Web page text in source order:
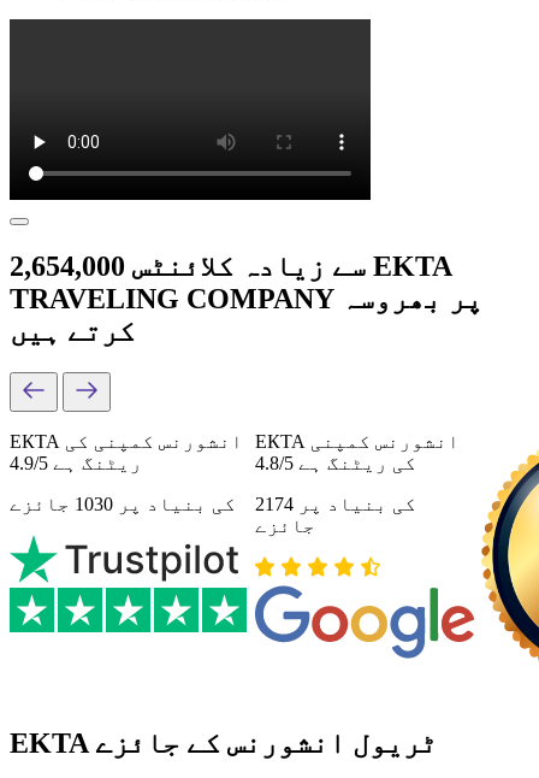
2,654,000 سے زیادہ کلائنٹس EKTA
TRAVELING COMPANY پر بھروسہ
کرتے ہیں
ЕКТА انشورنس کمپنی کی
ریٹنگ ہے 4.9/5
کی بنیاد پر 1030 جائزے
ЕКТА انشورنس کمپنی
کی ریٹنگ ہے 4.8/5
کی بنیاد پر 2174
جائزے
EKTA ٹریول انشورنس کے جائزے